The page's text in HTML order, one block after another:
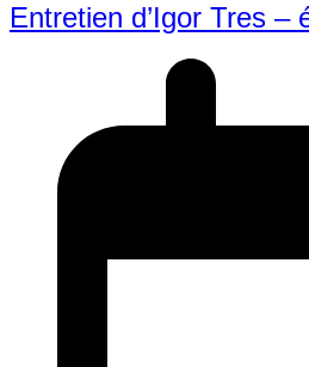
Entretien d’Igor Tres –